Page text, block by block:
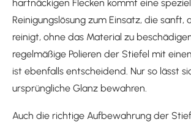
hartnäckigen Flecken kommt eine
Reinigungslösung zum Einsatz, die sanft,
reinigt, ohne das Material zu
regelmäßige Polieren der Stiefel mit
ist ebenfalls entscheidend. Nur so lässt
ursprüngliche Glanz bewahren.
Auch die richtige Aufbewahrung der